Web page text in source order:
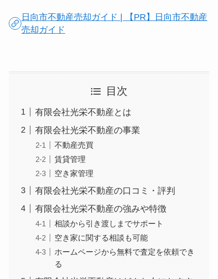
日向市不動産売却ガイド | 【PR】日向市不動産
売却ガイド
目次
有限会社光栄不動産とは
有限会社光栄不動産の事業
不動産売買
賃貸管理
空き家管理
有限会社光栄不動産の口コミ・評判
有限会社光栄不動産の強みや特徴
相談から引き渡しまでサポート
空き家に関する相談も可能
ホームページから無料で査定を依頼でき
る